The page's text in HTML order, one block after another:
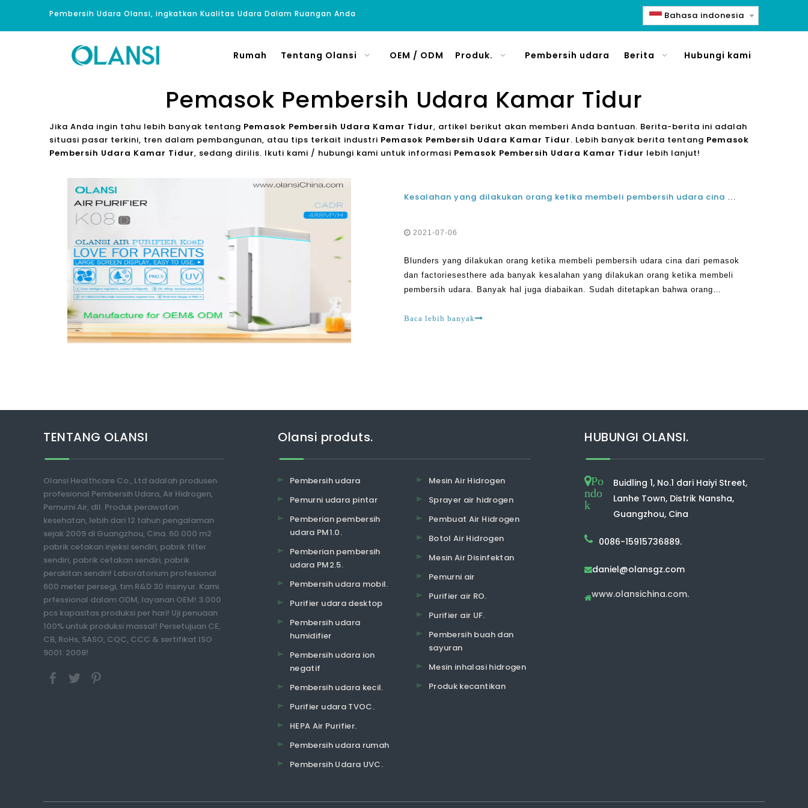
Pembersih Udara Olansi, ingkatkan Kualitas Udara Dalam Ruangan Anda Bahasa indonesia
Rumah Tentang Olansi OEM / ODM Produk. Pembersih udara Berita Hubungi kami
Pemasok Pembersih Udara Kamar Tidur
Jika Anda ingin tahu lebih banyak tentang Pemasok Pembersih Udara Kamar Tidur, artikel berikut akan memberi Anda bantuan. Berita-berita ini adalah
situasi pasar terkini, tren dalam pembangunan, atau tips terkait industri Pemasok Pembersih Udara Kamar Tidur. Lebih banyak berita tentang Pemasok
Pembersih Udara Kamar Tidur, sedang dirilis. Ikuti kami / hubungi kami untuk informasi Pemasok Pembersih Udara Kamar Tidur lebih lanjut!
Kesalahan yang dilakukan orang ketika membeli pembersih udara cina dari pemasok dan pabrik
2021-07-06
Blunders yang dilakukan orang ketika membeli pembersih udara cina dari pemasok
dan factoriesesthere ada banyak kesalahan yang dilakukan orang ketika membeli
pembersih udara. Banyak hal juga diabaikan. Sudah ditetapkan bahwa orang
Baca lebih banyak
TENTANG OLANSI
Olansi Healthcare Co., Ltd adalah produsen
profesional Pembersih Udara, Air Hidrogen,
Pemurni Air, dll. Produk perawatan
kesehatan, lebih dari 12 tahun pengalaman
sejak 2009 di Guangzhou, Cina. 60.000 m2
pabrik cetakan injeksi sendiri, pabrik filter
sendiri, pabrik cetakan sendiri, pabrik
perakitan sendiri! Laboratorium profesional
600 meter persegi, tim R&D 30 insinyur. Kami
prfessional dalam ODM, layanan OEM! 3.000
pcs kapasitas produksi per hari! Uji penuaan
100% untuk produksi massal! Persetujuan CE,
CB, RoHs, SASO, CQC, CCC & sertifikat ISO
9001: 2008!
Olansi produts.
Pembersih udara
Pemurni udara pintar
Pemberian pembersih
udara PM1.0.
Pemberian pembersih
udara PM2.5.
Pembersih udara mobil.
Purifier udara desktop
Pembersih udara
humidifier
Pembersih udara ion
negatif
Pembersih udara kecil.
Purifier udara TVOC.
HEPA Air Purifier.
Pembersih udara rumah
Pembersih Udara UVC.
Mesin Air Hidrogen
Sprayer air hidrogen
Pembuat Air Hidrogen
Botol Air Hidrogen
Mesin Air Disinfektan
Pemurni air
Purifier air RO.
Purifier air UF.
Pembersih buah dan
sayuran
Mesin inhalasi hidrogen
Produk kecantikan
HUBUNGI OLANSI.
Po
ndo
k
Buidling 1, No.1 dari Haiyi Street,
Lanhe Town, Distrik Nansha,
Guangzhou, Cina
0086-15915736889.
daniel@olansgz.com
www.olansichina.com.